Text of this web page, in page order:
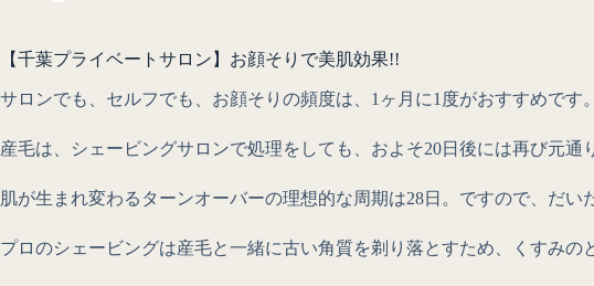
【千葉プライベートサロン】お顔そりで美肌効果!!
サロンでも、セルフでも、お顔そりの頻度は、1ヶ月に1度がおすすめです。
産毛は、シェービングサロンで処理をしても、およそ20日後には再び元通
肌が生まれ変わるターンオーバーの理想的な周期は28日。ですので、だ
プロのシェービングは産毛と一緒に古い角質を剃り落とすため、くすみの